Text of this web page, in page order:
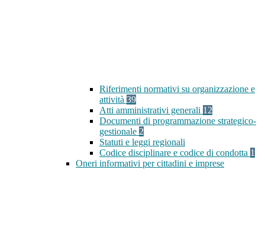
Riferimenti normativi su organizzazione e
attività 39
Atti amministrativi generali 12
Documenti di programmazione strategico-
gestionale 2
Statuti e leggi regionali
Codice disciplinare e codice di condotta 1
Oneri informativi per cittadini e imprese